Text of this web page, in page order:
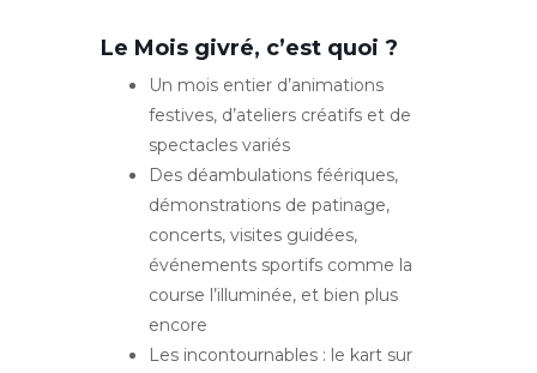
Le Mois givré, c’est quoi ?
Un mois entier d’animations
festives, d’ateliers créatifs et de
spectacles variés
Des déambulations féériques,
démonstrations de patinage,
concerts, visites guidées,
événements sportifs comme la
course l’illuminée, et bien plus
encore
Les incontournables : le kart sur